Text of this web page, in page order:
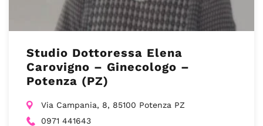
Studio Dottoressa Elena
Carovigno – Ginecologo –
Potenza (PZ)
Via Campania, 8, 85100 Potenza PZ
0971 441643